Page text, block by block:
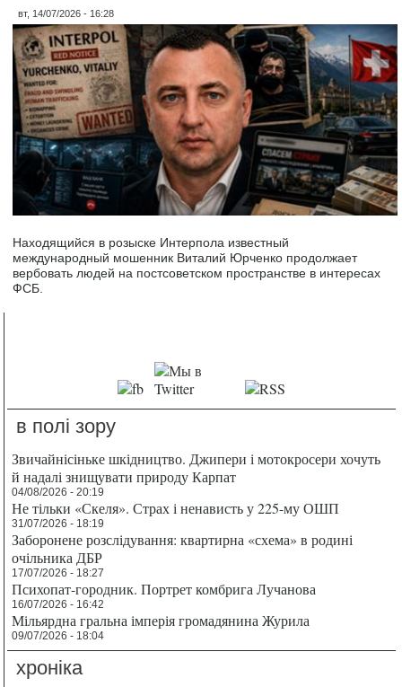
вт, 14/07/2026 - 16:28
Находящийся в розыске Интерпола известный
международный мошенник Виталий Юрченко продолжает
вербовать людей на постсоветском пространстве в интересах
ФСБ.
в полі зору
Звичайнісіньке шкідництво. Джипери і мотокросери хочуть
й надалі знищувати природу Карпат
04/08/2026 - 20:19
Не тільки «Скеля». Страх і ненависть у 225-му ОШП
31/07/2026 - 18:19
Заборонене розслідування: квартирна «схема» в родині
очільника ДБР
17/07/2026 - 18:27
Психопат-городник. Портрет комбрига Лучанова
16/07/2026 - 16:42
Мільярдна гральна імперія громадянина Журила
09/07/2026 - 18:04
хроніка